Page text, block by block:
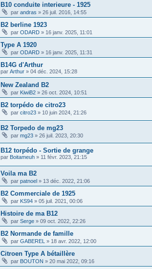
B10 conduite interieure - 1925
par andras » 26 juil. 2016, 14:55
B2 berline 1923
par ODARD » 16 janv. 2025, 11:01
Type A 1920
par ODARD » 16 janv. 2025, 11:31
B14G d'Arthur
par Arthur » 04 déc. 2024, 15:28
New Zealand B2
par KiwiB2 » 26 oct. 2024, 10:51
B2 torpédo de citro23
par citro23 » 10 juin 2024, 21:26
B2 Torpedo de mg23
par mg23 » 26 juil. 2023, 20:30
B12 torpédo - Sortie de grange
par Boitameuh » 11 févr. 2023, 21:15
Voila ma B2
par patnoel » 13 déc. 2022, 21:06
B2 Commerciale de 1925
par KS94 » 05 juil. 2021, 00:06
Histoire de ma B12
par Serge » 09 oct. 2022, 22:26
B2 Normande de famille
par GABEREL » 18 avr. 2022, 12:00
Citroen Type A bétaillère
par BOUTON » 20 mai 2022, 09:16